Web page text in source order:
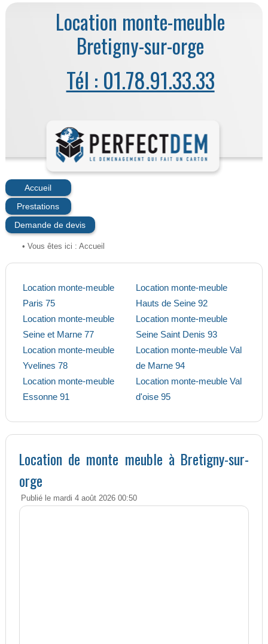
Location monte-meuble
Bretigny-sur-orge
Tél : 01.78.91.33.33
Accueil
Prestations
Demande de devis
• Vous êtes ici : Accueil
Location monte-meuble
Paris 75
Location monte-meuble
Seine et Marne 77
Location monte-meuble
Yvelines 78
Location monte-meuble
Essonne 91
Location monte-meuble
Hauts de Seine 92
Location monte-meuble
Seine Saint Denis 93
Location monte-meuble Val
de Marne 94
Location monte-meuble Val
d'oise 95
Location de monte meuble à Bretigny-sur-
orge
Publié le mardi 4 août 2026 00:50